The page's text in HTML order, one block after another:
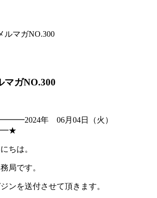
ルマガNO.300
マガNO.300
年 06月04日（火）
ちは。
局です。
ンを送付させて頂きます。